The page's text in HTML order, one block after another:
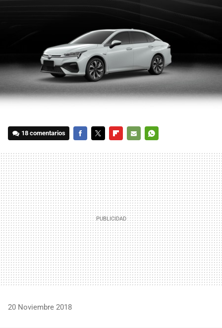
18 comentarios
MAIL
20 Noviembre 2018